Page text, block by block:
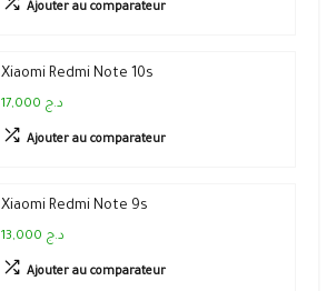
Ajouter au comparateur
Xiaomi Redmi Note 10s
17,000 د.ج
Ajouter au comparateur
Xiaomi Redmi Note 9s
13,000 د.ج
Ajouter au comparateur